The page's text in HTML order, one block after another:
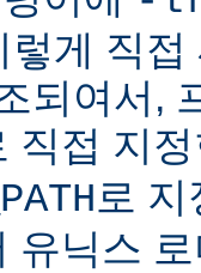
게 직
되여서,
직접 지
로
유닉스